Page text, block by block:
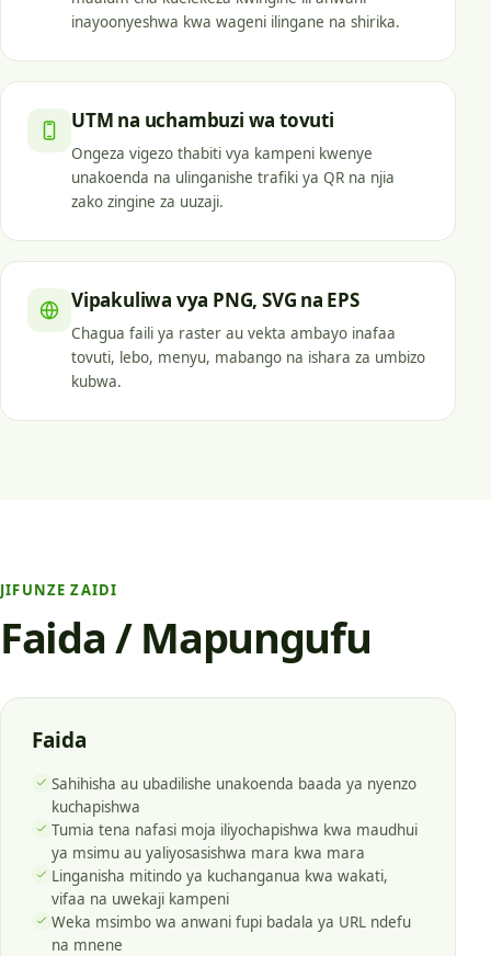
inayoonyeshwa kwa wageni ilingane na shirika.
UTM na uchambuzi wa tovuti
Ongeza vigezo thabiti vya kampeni kwenye
unakoenda na ulinganishe trafiki ya QR na njia
zako zingine za uuzaji.
Vipakuliwa vya PNG, SVG na EPS
Chagua faili ya raster au vekta ambayo inafaa
tovuti, lebo, menyu, mabango na ishara za umbizo
kubwa.
JIFUNZE ZAIDI
Faida / Mapungufu
Faida
Sahihisha au ubadilishe unakoenda baada ya nyenzo
kuchapishwa
Tumia tena nafasi moja iliyochapishwa kwa maudhui
ya msimu au yaliyosasishwa mara kwa mara
Linganisha mitindo ya kuchanganua kwa wakati,
vifaa na uwekaji kampeni
Weka msimbo wa anwani fupi badala ya URL ndefu
na mnene